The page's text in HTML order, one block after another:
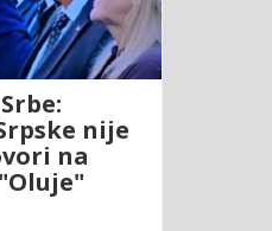
nije
na